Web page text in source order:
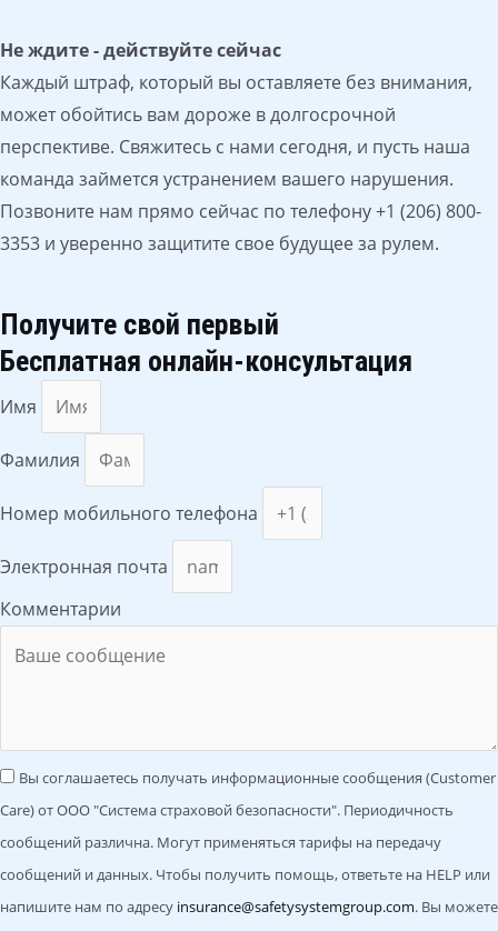
Не ждите - действуйте сейчас
Каждый штраф, который вы оставляете без внимания,
может обойтись вам дороже в долгосрочной
перспективе. Свяжитесь с нами сегодня, и пусть наша
команда займется устранением вашего нарушения.
Позвоните нам прямо сейчас по телефону +1 (206) 800-
3353 и уверенно защитите свое будущее за рулем.
Получите свой первый
Бесплатная онлайн-консультация
Имя
Фамилия
Номер мобильного телефона
Электронная почта
Комментарии
Вы соглашаетесь получать информационные сообщения (Customer
Care) от ООО "Система страховой безопасности". Периодичность
сообщений различна. Могут применяться тарифы на передачу
сообщений и данных. Чтобы получить помощь, ответьте на HELP или
напишите нам по адресу insurance@safetysystemgroup.com. Вы можете